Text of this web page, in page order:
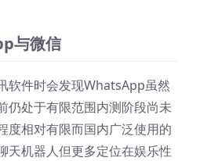
与微信
软件时会发现WhatsApp虽然
仍处于有限范围内测阶段尚未
度相对有限而国内广泛使用的
天机器人但更多定位在娱乐性